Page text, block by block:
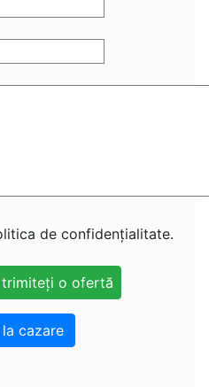
de confidențialitate.
cazare